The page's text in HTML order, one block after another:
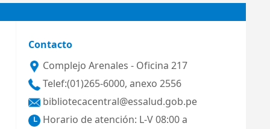
Contacto
Complejo Arenales - Oficina 217
Telef:(01)265-6000, anexo 2556
bibliotecacentral@essalud.gob.pe
Horario de atención: L-V 08:00 a